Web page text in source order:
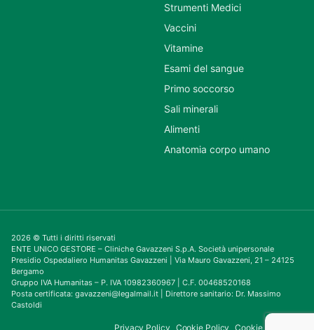
Strumenti Medici
Vaccini
Vitamine
Esami del sangue
Primo soccorso
Sali minerali
Alimenti
Anatomia corpo umano
2026 © Tutti i diritti riservati
ENTE UNICO GESTORE – Cliniche Gavazzeni S.p.A. Società unipersonale
Presidio Ospedaliero Humanitas Gavazzeni | Via Mauro Gavazzeni, 21 – 24125
Bergamo
Gruppo IVA Humanitas – P. IVA 10982360967 | C.F. 00468520168
Posta certificata: gavazzeni@legalmail.it | Direttore sanitario: Dr. Massimo
Castoldi
Privacy Policy Cookie Policy Cookie Consent